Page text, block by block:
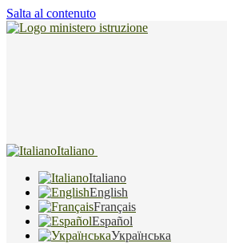
Salta al contenuto
Italiano
Italiano
English
Français
Español
Українська